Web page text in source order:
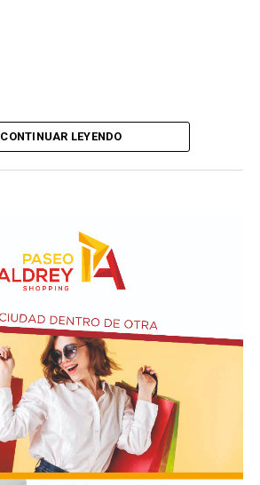
CONTINUAR LEYENDO